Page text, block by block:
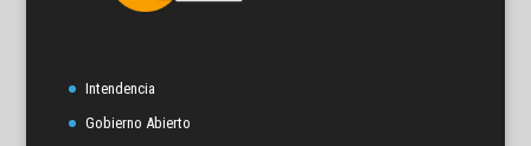
Intendencia
Gobierno Abierto